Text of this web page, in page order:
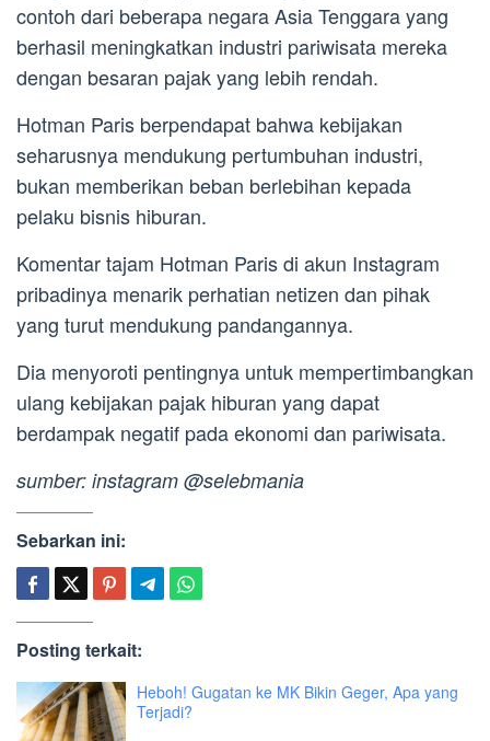
contoh dari beberapa negara Asia Tenggara yang
berhasil meningkatkan industri pariwisata mereka
dengan besaran pajak yang lebih rendah.
Hotman Paris berpendapat bahwa kebijakan
seharusnya mendukung pertumbuhan industri,
bukan memberikan beban berlebihan kepada
pelaku bisnis hiburan.
Komentar tajam Hotman Paris di akun Instagram
pribadinya menarik perhatian netizen dan pihak
yang turut mendukung pandangannya.
Dia menyoroti pentingnya untuk mempertimbangkan
ulang kebijakan pajak hiburan yang dapat
berdampak negatif pada ekonomi dan pariwisata.
sumber: instagram @selebmania
Sebarkan ini:
Posting terkait:
Heboh! Gugatan ke MK Bikin Geger, Apa yang
Terjadi?